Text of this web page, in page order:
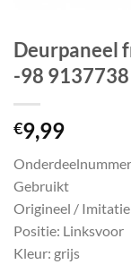
Deurpaneel
-98 9137738
€9,99
Gebruikt
Origineel /
Positie: Linksvoor
Kleur: grijs